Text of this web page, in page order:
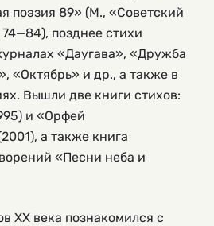
поэзия 89» (М., «Советский
74—84), позднее стихи
«Даугава», «Дружба
«Октябрь» и др., а также в
Вышли две книги стихов:
и «Орфей
а также книга
«Песни неба и
XX века познакомился с